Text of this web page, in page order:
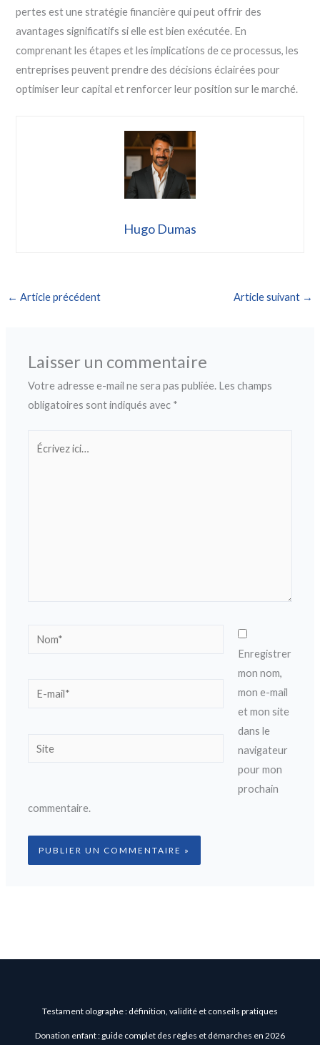
pertes est une stratégie financière qui peut offrir des
avantages significatifs si elle est bien exécutée. En
comprenant les étapes et les implications de ce processus, les
entreprises peuvent prendre des décisions éclairées pour
optimiser leur capital et renforcer leur position sur le marché.
Hugo Dumas
← Article précédent Article suivant →
Laisser un commentaire
Votre adresse e-mail ne sera pas publiée. Les champs
obligatoires sont indiqués avec *
Nom*
E-
Site
Enregistrer
mon nom,
mon e-mail
et mon site
dans le
navigateur
pour mon
prochain
commentaire.
Testament olographe : définition, validité et conseils pratiques
Donation enfant : guide complet des règles et démarches en 2026